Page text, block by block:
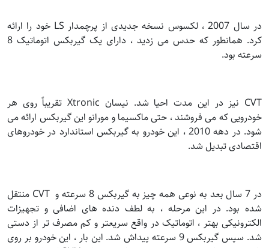
در سال 2007 ، لکسوس نسخه جدیدی از پرچمدار LS خود را ارائه
کرد. همانطور که حدس می زدید ، دارای یک گیربکس اتوماتیک 8
سرعته بود.
CVT نیز در این مدت احیا شد. نیسان Xtronic تقریباً روی هر
خودرویی که می فروشند ، حتی ماکسیما و مورانو این گیربکس ارائه می
شود. در دهه 2010 ، این خودرو به گیربکس استاندارد در خودروهای
اقتصادی تبدیل شد.
در 7 سال بعد به نوعی همه چیز به گیربکس 8 سرعته و CVT منتقل
شده بود. در این مرحله ، به لطف دنده های اضافی و تجهیزات
الکترونیکی بهتر ، اتوماتیک در واقع سریعتر و کم مصرف تر از دستی
شد. سپس گیربکس 9 سرعته پیداش شد. این بار ، این خودرو بر روی